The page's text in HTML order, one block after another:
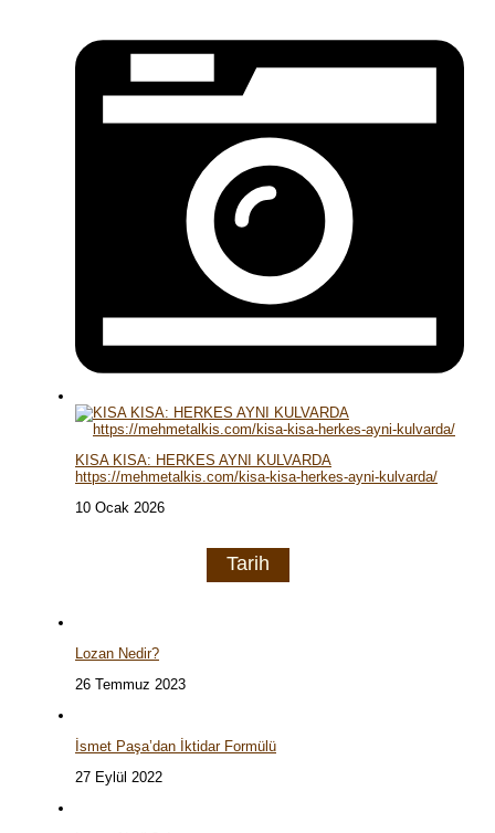
KISA KISA: HERKES AYNI KULVARDA
https://mehmetalkis.com/kisa-kisa-herkes-ayni-kulvarda/
10 Ocak 2026
Tarih
Lozan Nedir?
26 Temmuz 2023
İsmet Paşa’dan İktidar Formülü
27 Eylül 2022